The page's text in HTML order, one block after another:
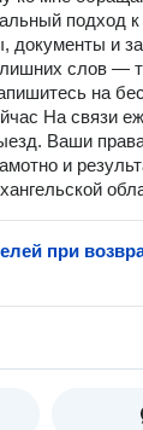
подход
документы и
слов —
на
На связи
Ваши
и
при